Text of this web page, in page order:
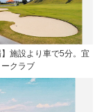
施設より車で5分。宜
クラブ